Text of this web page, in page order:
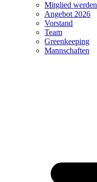
Mitglied werden
Angebot 2026
Vorstand
Team
Greenkeeping
Mannschaften